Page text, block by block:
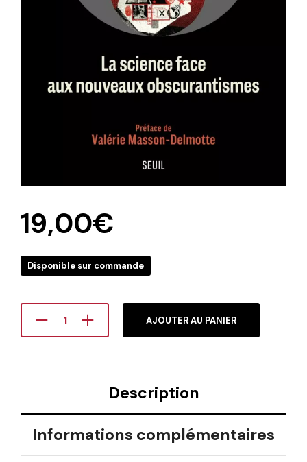
19,00€
Disponible sur commande
AJOUTER AU PANIER
Description
Informations complémentaires